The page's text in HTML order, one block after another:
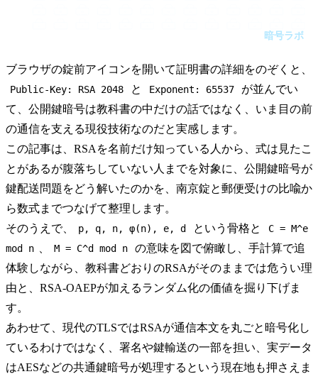
鍵暗号は教科書の中だけの話ではなく、いま目の前の通信を支
暗号ラボ
ブラウザの錠前アイコンを開いて証明書の詳細をのぞくと、
Public-Key: RSA 2048 と Exponent: 65537
が並んでい
て、公開鍵暗号は教科書の中だけの話ではなく、いま目の前
の通信を支える現役技術なのだと実感します。
この記事は、RSAを名前だけ知っている人から、式は見たこ
とがあるが腹落ちしていない人までを対象に、公開鍵暗号が
鍵配送問題をどう解いたのかを、南京錠と郵便受けの比喩か
ら数式までつなげて整理します。
そのうえで、
p, q, n, φ(n), e, d という骨格と
C = M^e
mod n
M = C^d mod n
の意味を図で俯瞰し、手計算で追
体験しながら、教科書どおりのRSAがそのままでは危うい理
由と、RSA-OAEPが加えるランダム化の価値を掘り下げま
す。
あわせて、現代のTLSではRSAが通信本文を丸ごと暗号化し
ているわけではなく、署名や鍵輸送の一部を担い、実データ
はAESなどの共通鍵暗号が処理するという現在地も押さえま